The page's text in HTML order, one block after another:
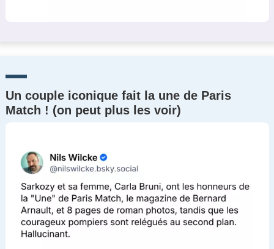
Un couple iconique fait la une de Paris
Match ! (on peut plus les voir)